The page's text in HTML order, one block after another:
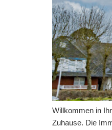
Willkommen in
Zuhause. Die